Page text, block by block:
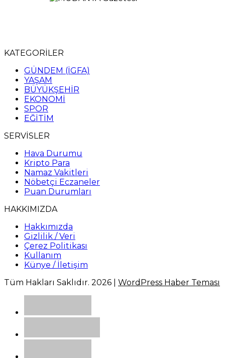
KATEGORİLER
GÜNDEM (İGFA)
YAŞAM
BÜYÜKŞEHİR
EKONOMİ
SPOR
EĞİTİM
SERVİSLER
Hava Durumu
Kripto Para
Namaz Vakitleri
Nöbetçi Eczaneler
Puan Durumları
HAKKIMIZDA
Hakkımızda
Gizlilik / Veri
Çerez Politikası
Kullanım
Künye / İletişim
Tüm Hakları Saklıdır. 2026 | WordPress Haber Teması